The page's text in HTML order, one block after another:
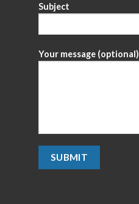
Subject
Your message (optional)